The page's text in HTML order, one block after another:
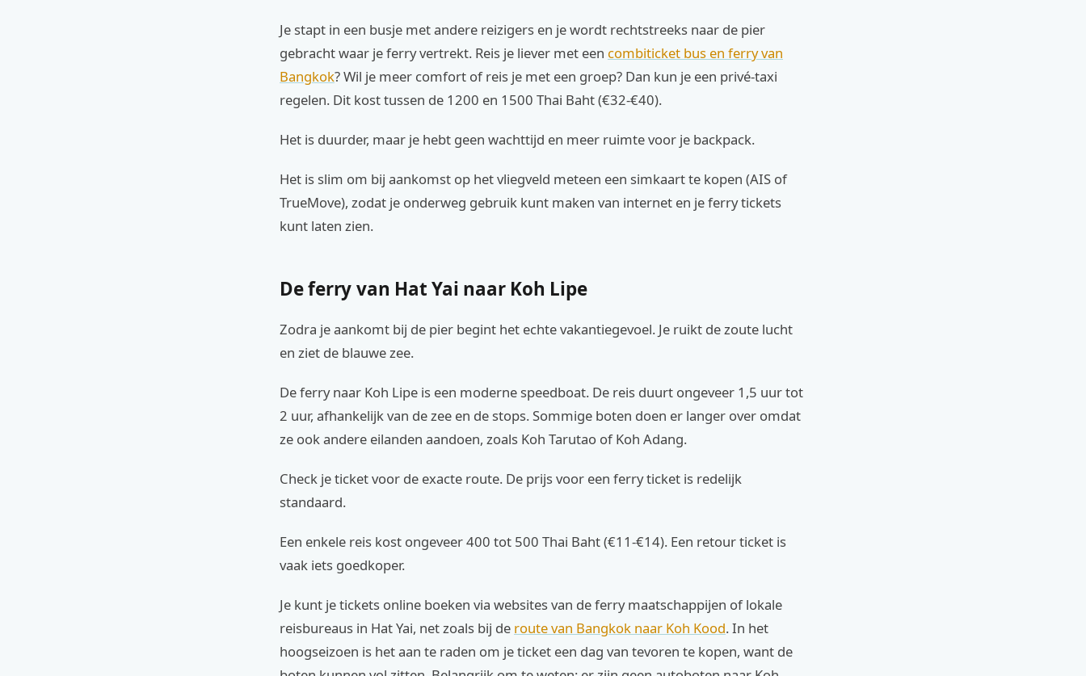
Je stapt in een busje met andere reizigers en je wordt rechtstreeks naar de pier
gebracht waar je ferry vertrekt. Reis je liever met een combiticket bus en ferry van
Bangkok? Wil je meer comfort of reis je met een groep? Dan kun je een privé-taxi
regelen. Dit kost tussen de 1200 en 1500 Thai Baht (€32-€40).
Het is duurder, maar je hebt geen wachttijd en meer ruimte voor je backpack.
Het is slim om bij aankomst op het vliegveld meteen een simkaart te kopen (AIS of
TrueMove), zodat je onderweg gebruik kunt maken van internet en je ferry tickets
kunt laten zien.
De ferry van Hat Yai naar Koh Lipe
Zodra je aankomt bij de pier begint het echte vakantiegevoel. Je ruikt de zoute lucht
en ziet de blauwe zee.
De ferry naar Koh Lipe is een moderne speedboat. De reis duurt ongeveer 1,5 uur tot
2 uur, afhankelijk van de zee en de stops. Sommige boten doen er langer over omdat
ze ook andere eilanden aandoen, zoals Koh Tarutao of Koh Adang.
Check je ticket voor de exacte route. De prijs voor een ferry ticket is redelijk
standaard.
Een enkele reis kost ongeveer 400 tot 500 Thai Baht (€11-€14). Een retour ticket is
vaak iets goedkoper.
Je kunt je tickets online boeken via websites van de ferry maatschappijen of lokale
reisbureaus in Hat Yai, net zoals bij de route van Bangkok naar Koh Kood. In het
hoogseizoen is het aan te raden om je ticket een dag van tevoren te kopen, want de